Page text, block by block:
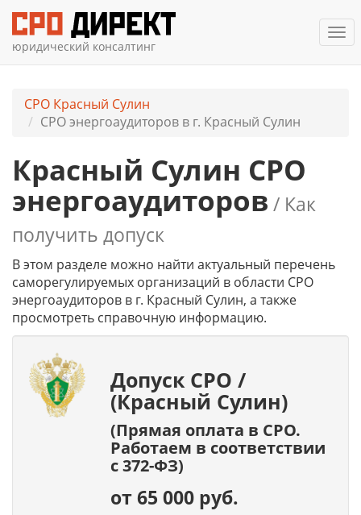
юридический консалтинг
СРО Красный Сулин
СРО энергоаудиторов в г. Красный Сулин
Красный Сулин СРО
энергоаудиторов / Как
получить допуск
В этом разделе можно найти актуальный перечень
саморегулируемых организаций в области СРО
энергоаудиторов в г. Красный Сулин, а также
просмотреть справочную информацию.
Допуск СРО /
(Красный Сулин)
(Прямая оплата в СРО.
Работаем в соответствии
с 372-ФЗ)
от 65 000 руб.